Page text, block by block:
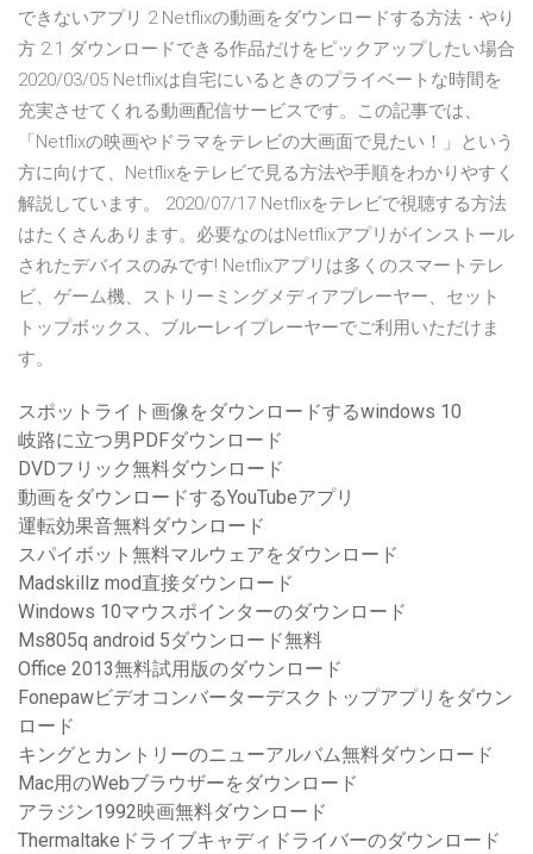
できないアプリ 2 Netflixの動画をダウンロードする方法・やり
方 2.1 ダウンロードできる作品だけをピックアップしたい場合
2020/03/05 Netflixは自宅にいるときのプライベートな時間を
充実させてくれる動画配信サービスです。この記事では、
「Netflixの映画やドラマをテレビの大画面で見たい！」という
方に向けて、Netflixをテレビで見る方法や手順をわかりやすく
解説しています。 2020/07/17 Netflixをテレビで視聴する方法
はたくさんあります。必要なのはNetflixアプリがインストール
されたデバイスのみです! Netflixアプリは多くのスマートテレ
ビ、ゲーム機、ストリーミングメディアプレーヤー、セット
トップボックス、ブルーレイプレーヤーでご利用いただけま
す。
スポットライト画像をダウンロードするwindows 10
岐路に立つ男PDFダウンロード
DVDフリック無料ダウンロード
動画をダウンロードするYouTubeアプリ
運転効果音無料ダウンロード
スパイボット無料マルウェアをダウンロード
Madskillz mod直接ダウンロード
Windows 10マウスポインターのダウンロード
Ms805q android 5ダウンロード無料
Office 2013無料試用版のダウンロード
Fonepawビデオコンバーターデスクトップアプリをダウン
ロード
キングとカントリーのニューアルバム無料ダウンロード
Mac用のWebブラウザーをダウンロード
アラジン1992映画無料ダウンロード
Thermaltakeドライブキャディドライバーのダウンロード